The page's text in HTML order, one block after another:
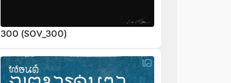
300 (SOV_300)